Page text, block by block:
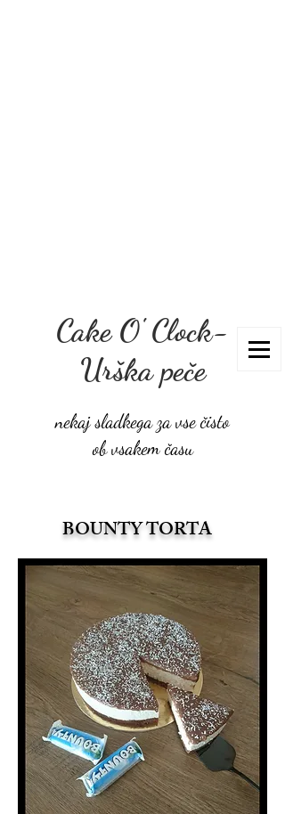
Cake O' Clock-
Urška peče
nekaj sladkega za vse čisto
ob vsakem času
BOUNTY TORTA